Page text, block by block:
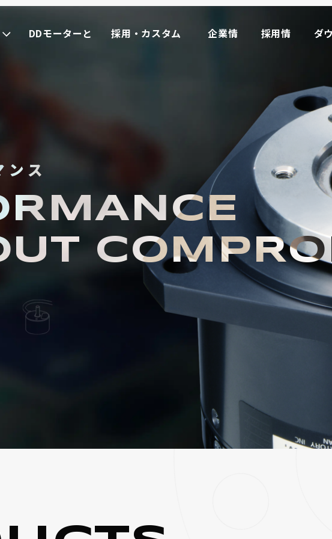
マ
インクリメンタル式
ローラーエンコーダ
取り付け方から探す
オプション
DDモーターと
採用・カスタム
企業情
採用情
ダ
ド
ス